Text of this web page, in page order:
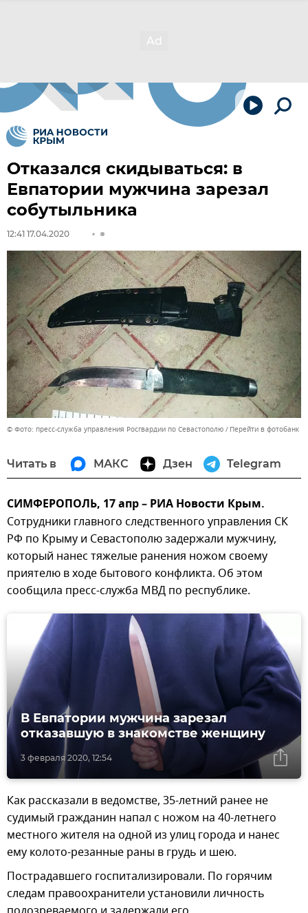
Отказался скидываться: в
Евпатории мужчина зарезал
собутыльника
12:41 17.04.2020
© Фото: пресс-служба управления Росгвардии по Севастополю Перейти в фотобанк
Читать в МАКС Дзен Telegram
СИМФЕРОПОЛЬ, 17 апр – РИА Новости Крым.
Сотрудники главного следственного управления СК
РФ по Крыму и Севастополю задержали мужчину,
который нанес тяжелые ранения ножом своему
приятелю в ходе бытового конфликта. Об этом
сообщила пресс-служба МВД по республике.
3 февраля 2020, 12:54
В Евпатории мужчина зарезал
отказавшую в знакомстве женщину
Как рассказали в ведомстве, 35-летний ранее не
судимый гражданин напал с ножом на 40-летнего
местного жителя на одной из улиц города и нанес
ему колото-резанные раны в грудь и шею.
Пострадавшего госпитализировали. По горячим
следам правоохранители установили личность